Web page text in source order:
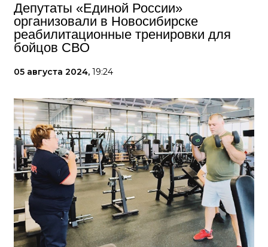
Депутаты «Единой России»
организовали в Новосибирске
реабилитационные тренировки для
бойцов СВО
05 августа 2024, 19:24